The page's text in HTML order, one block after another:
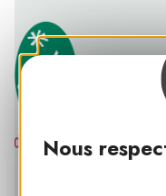
Nous
PNR DU HAUT-